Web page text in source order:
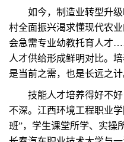
如今，制造业转型升级
村全面振兴渴求懂现代农
会急需专业幼教托育人才
人才供给形成鲜明对比。
是当前之需，也是长远之计
技能人才培养得好不好
不深。江西环境工程职业
班”，学生课堂所学、实操